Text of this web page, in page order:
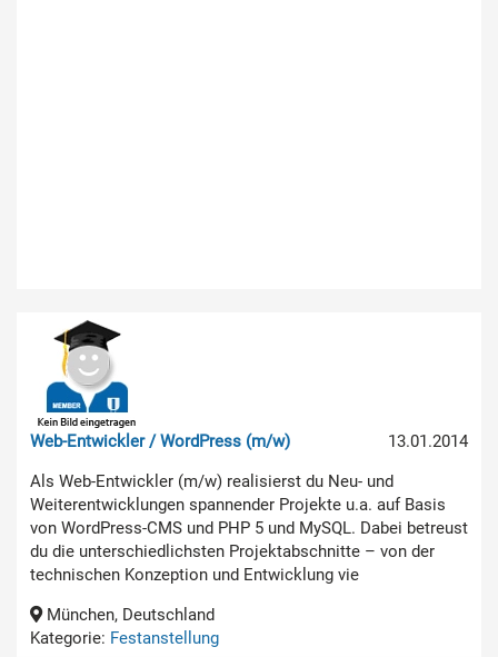
13.01.2014
Web-Entwickler / WordPress (m/w)
Als Web-Entwickler (m/w) realisierst du Neu- und
Weiterentwicklungen spannender Projekte u.a. auf Basis
von WordPress-CMS und PHP 5 und MySQL. Dabei betreust
du die unterschiedlichsten Projektabschnitte – von der
technischen Konzeption und Entwicklung vie
München, Deutschland
Kategorie: Festanstellung